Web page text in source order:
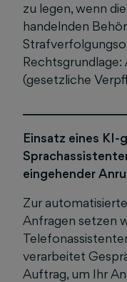
zu legen, wenn
handelnden
Rechtsgrundlage:
(gesetzliche
Einsatz eines
eingehender
Zur
Anfragen setzen
verarbeitet
Auftrag, um Ihr